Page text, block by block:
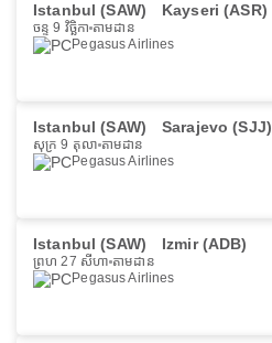
Istanbul (SAW) Kayseri (ASR)
ចន្ទ 9 វិច្ឆិកា តាមដាន
Pegasus Airlines
Istanbul (SAW) Sarajevo (SJJ)
សុក្រ 9 តុលា តាមដាន
Pegasus Airlines
Istanbul (SAW) Izmir (ADB)
ព្រហ 27 សីហា តាមដាន
Pegasus Airlines